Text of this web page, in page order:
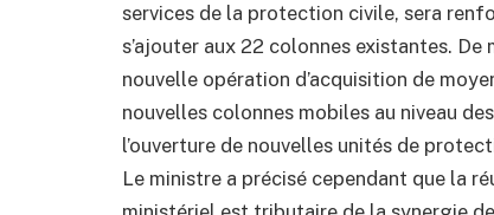
services de la protection civile, sera
s’ajouter aux 22 colonnes existantes.
nouvelle opération d’acquisition de
nouvelles colonnes mobiles au niveau
l’ouverture de nouvelles unités de
Le ministre a précisé cependant que la